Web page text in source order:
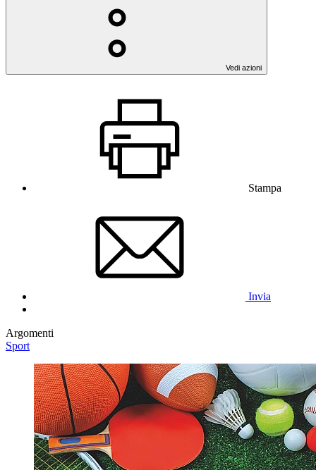
Vedi azioni
Stampa
Invia
Argomenti
Sport